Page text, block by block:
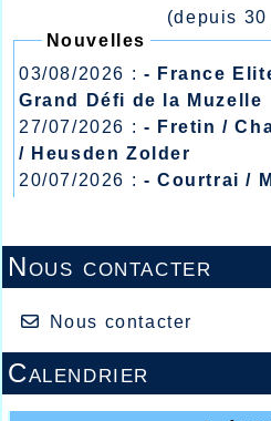
(depuis
Nouvelles
03/08/2026 : - France
Grand Défi de la Muzelle
27/07/2026 : - Fretin /
/ Heusden Zolder
20/07/2026 : - Courtrai /
- Lyon /
Nous contacter
Nous contacter
Calendrier